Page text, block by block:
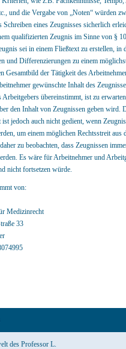
und die Vergabe von „Noten“ würden
Schreiben eines Zeugnisses sicherlich
qualifizierten Zeugnis im Sinne von §
sei in einem Fließtext zu erstellen, in
und Differenzierungen zu einem
Gesamtbild der Tätigkeit des
gewünschte Inhalt des
Arbeitgebers übereinstimmt, ist zu
den Inhalt von Zeugnissen geben wird.
jedoch auch nicht gedient, wenn
um einem möglichen Rechtsstreit aus
zu beobachten, dass Zeugnissen
Es wäre für Arbeitnehmer und
nicht fortsetzen würde.
von:
Medizinrecht
33
des Professor L.